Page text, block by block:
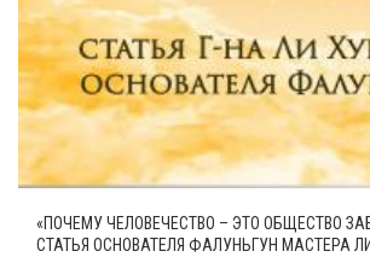
«ПОЧЕМУ ЧЕЛОВЕЧЕСТВО – ЭТО ОБЩЕСТВО
СТАТЬЯ ОСНОВАТЕЛЯ ФАЛУНЬГУН МАСТЕРА